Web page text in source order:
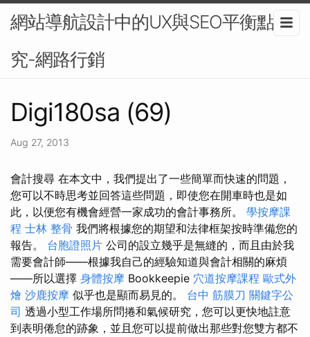
網站導航設計中的UX與SEO平衡點研
究-網路行銷
Digi180sa (69)
Aug 27, 2013
會計搜尋 在本文中，我們提出了一些簡單而快速的問題，
您可以不時思考並回答這些問題，即使您在開車時也是如
此，以便您有機會經營一家成功的會計事務所。 學按摩課
程 士林 整骨 我們將根據您的期望和法律框架按時準備您的
報告。 台胞證照片 公司的設立幾乎是無縫的，而且由於我
需要會計師——根據我自己的經驗知道與會計相關的麻煩
——所以選擇 身體按摩 Bookkeepie 穴道按摩課程 歐式外
燴 沙鹿按摩 似乎也是顯而易見的。 台中 筋膜刀 關鍵字公
司 透過小型工作場所問捲和氣候研究，您可以更快地註意
到表明倦怠的跡象，並且您可以提前做出那些對您雙方都不